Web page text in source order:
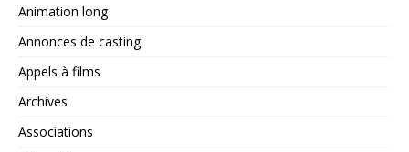
Animation long
Annonces de casting
Appels à films
Archives
Associations